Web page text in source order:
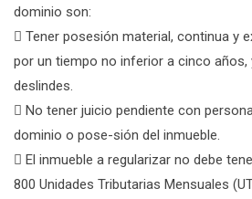
dominio son:
 Tener posesión material, continua y
por un tiempo no inferior a cinco años,
deslindes.
 No tener juicio pendiente con
dominio o pose-sión del inmueble.
 El inmueble a regularizar no debe
800 Unidades Tributarias Mensuales